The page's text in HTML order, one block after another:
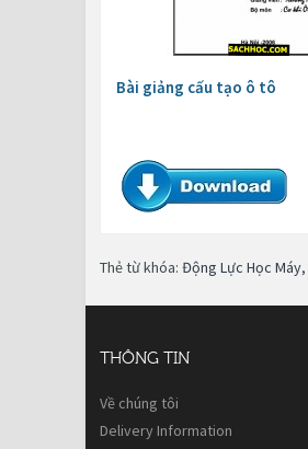
Bài giảng cấu tạo ô tô
Thẻ từ khóa: Động Lực Học Máy,
THÔNG TIN
Về chúng tôi
Delivery Information